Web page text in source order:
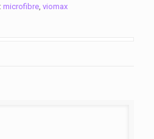
microfibre, viomax